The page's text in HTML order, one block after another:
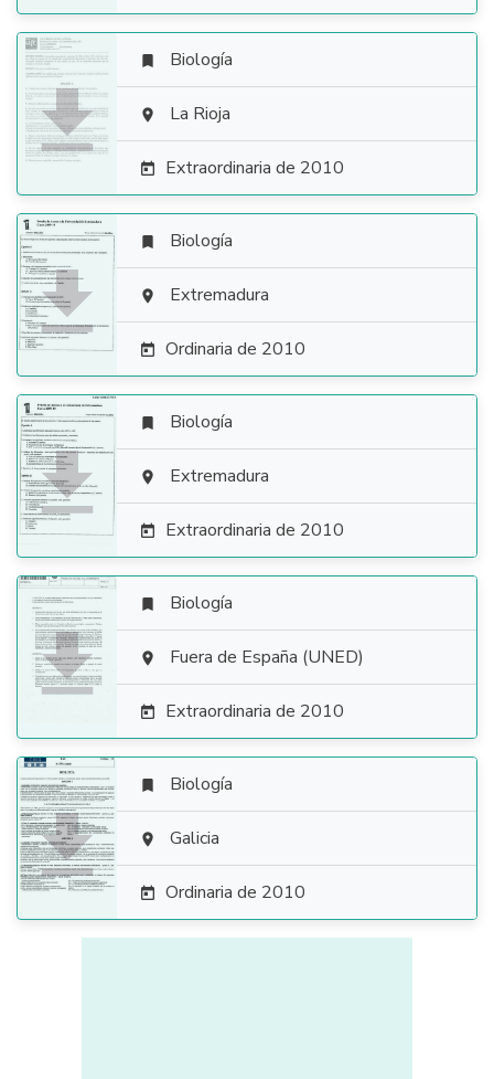

 Biología
 La Rioja
 Extraordinaria de 2010

 Biología
 Extremadura
 Ordinaria de 2010

 Biología
 Extremadura
 Extraordinaria de 2010

 Biología
 Fuera de España (UNED)
 Extraordinaria de 2010

 Biología
 Galicia
 Ordinaria de 2010